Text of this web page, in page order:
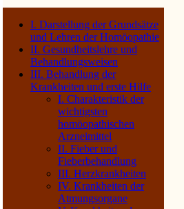
I. Darstellung der Grundsätze
und Lehren der Homöopathie
II. Gesundheitslehre und
Behandlungsweisen
III. Behandlung der
Krankheiten und erste Hilfe
I. Charakteristik der
wichtigsten
homöopathischen
Arzneimittel
II. Fieber und
Fieberbehandlung
III. Herzkrankheiten
IV. Krankheiten der
Atmungsorgane